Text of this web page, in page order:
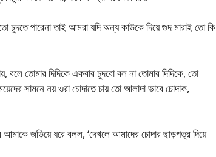
চুদতে পারেনা তাই আমরা যদি অন্য কাউকে দিয়ে গুদ মারাই তো কি
তোমার দিদিকে একবার চুদবো বল না তোমার দিদিকে, তো
সামনে নয় ওরা চোদাতে চায় তো আলাদা ভাবে চোদাক,
জড়িয়ে ধরে বলল, ‘দেখলে আমাদের চোদার ছাড়পত্র দিয়ে